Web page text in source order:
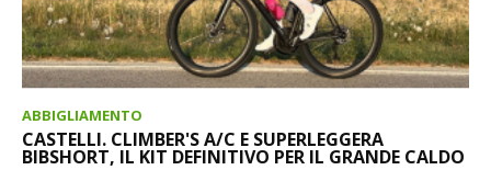
ABBIGLIAMENTO
CASTELLI. CLIMBER'S A/C E SUPERLEGGERA
BIBSHORT, IL KIT DEFINITIVO PER IL GRANDE CALDO